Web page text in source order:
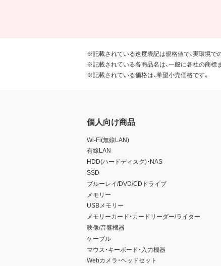
※記載されている速度表記は規格値で、実環境で
※記載されている各商品名は、一般に各社の商標
※記載されている価格は、希望小売価格です。
個人向け商品
Wi-Fi(無線LAN)
有線LAN
HDD(ハードディスク)・NAS
SSD
ブルーレイ/DVD/CDドライブ
メモリー
USBメモリー
メモリーカード・カードリーダー/ライター
映像/音響機器
ケーブル
マウス・キーボード・入力機器
Webカメラ・ヘッドセット